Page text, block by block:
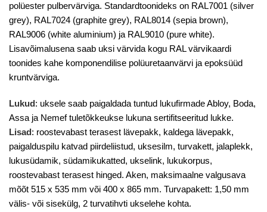
polüester pulbervärviga. Standardtoonideks on RAL7001 (silver
grey), RAL7024 (graphite grey), RAL8014 (sepia brown),
RAL9006 (white aluminium) ja RAL9010 (pure white).
Lisavõimalusena saab uksi värvida kogu RAL värvikaardi
toonides kahe komponendilise polüuretaanvärvi ja epoksüüd
kruntvärviga.
Lukud: uksele saab paigaldada tuntud lukufirmade Abloy, Boda,
Assa ja Nemef tuletõkkeukse lukuna sertifitseeritud lukke.
Lisad: roostevabast terasest lävepakk, kaldega lävepakk,
paigalduspilu katvad piirdeliistud, uksesilm, turvakett, jalaplekk,
lukusüdamik, südamikukatted, ukselink, lukukorpus,
roostevabast terasest hinged. Aken, maksimaalne valgusava
mõõt 515 x 535 mm või 400 x 865 mm. Turvapakett: 1,50 mm
välis- või sisekülg, 2 turvatihvti ukselehe kohta.